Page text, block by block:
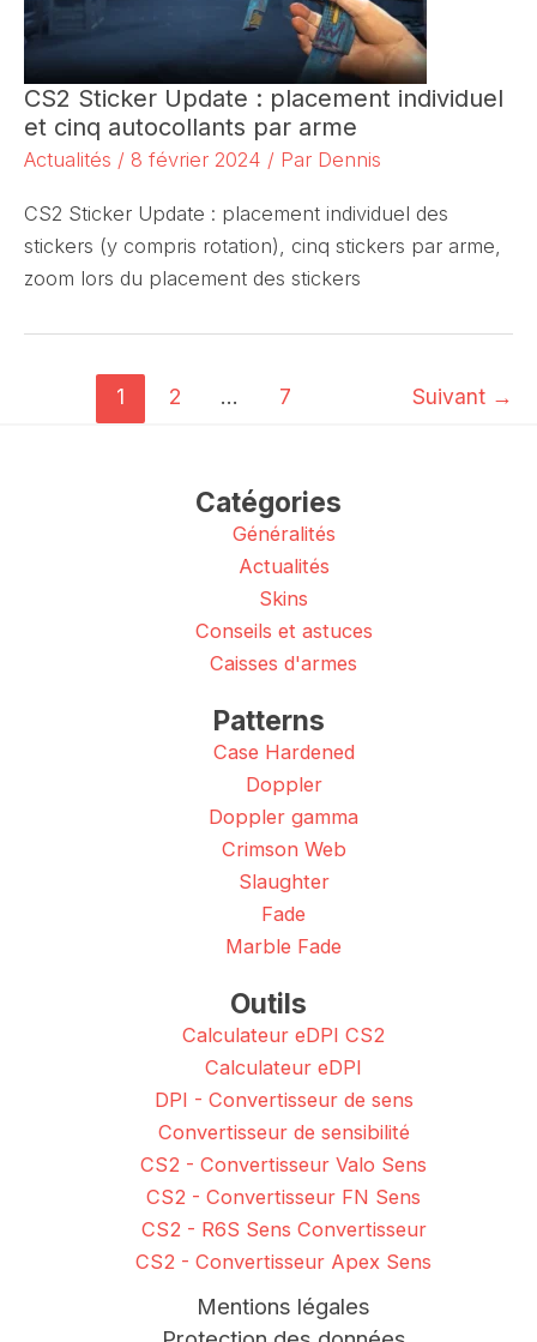
CS2 Sticker Update : placement individuel
et cinq autocollants par arme
Actualités / 8 février 2024 / Par Dennis
CS2 Sticker Update : placement individuel des
stickers (y compris rotation), cinq stickers par arme,
zoom lors du placement des stickers
1 2 … 7 Suivant →
Catégories
Généralités
Actualités
Skins
Conseils et astuces
Caisses d'armes
Patterns
Case Hardened
Doppler
Doppler gamma
Crimson Web
Slaughter
Fade
Marble Fade
Outils
Calculateur eDPI CS2
Calculateur eDPI
DPI - Convertisseur de sens
Convertisseur de sensibilité
CS2 - Convertisseur Valo Sens
CS2 - Convertisseur FN Sens
CS2 - R6S Sens Convertisseur
CS2 - Convertisseur Apex Sens
Mentions légales